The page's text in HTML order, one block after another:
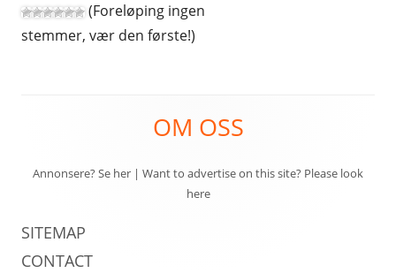
(Foreløping ingen
stemmer, vær den første!)
OM OSS
Annonsere? Se her | Want to advertise on this site? Please look
here
SITEMAP
CONTACT